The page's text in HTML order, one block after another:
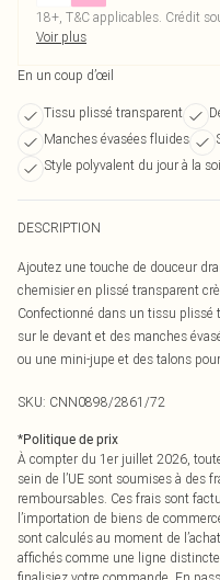
18+, T&C applicables. Crédit
Voir plus
En un coup d’œil
Tissu plissé transparent
Manches évasées fluides
Style polyvalent du jour à la
DESCRIPTION
Ajoutez une touche de douceur
chemisier en plissé transparent
Confectionné dans un tissu
sur le devant et des manches
ou une mini-jupe et des talons
SKU: CNN0898/2861/72
*Politique de prix
À compter du 1er juillet 2026,
sein de l’UE sont soumises à des
remboursables. Ces frais sont
l’importation de biens de
sont calculés au moment de
affichés comme une ligne